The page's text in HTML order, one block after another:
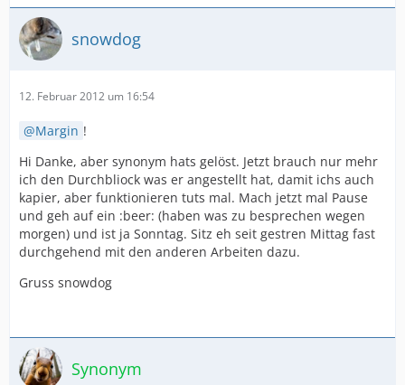
snowdog
12. Februar 2012 um 16:54
Margin !
Hi Danke, aber synonym hats gelöst. Jetzt brauch nur mehr
ich den Durchbliock was er angestellt hat, damit ichs auch
kapier, aber funktionieren tuts mal. Mach jetzt mal Pause
und geh auf ein :beer: (haben was zu besprechen wegen
morgen) und ist ja Sonntag. Sitz eh seit gestren Mittag fast
durchgehend mit den anderen Arbeiten dazu.
Gruss snowdog
Synonym